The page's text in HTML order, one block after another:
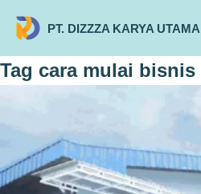
PT. DIZZZA KARYA UTAMA
Tag cara mulai